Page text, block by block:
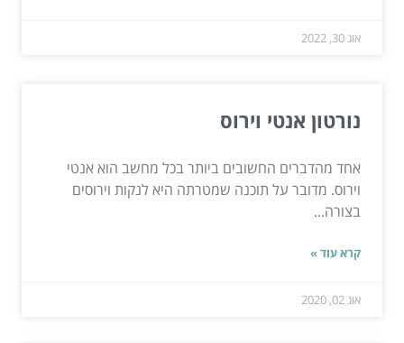
אוג 30, 2022
נורטון אנטי וירוס
אחד מהדברים החשובים ביותר בכל מחשב הוא אנטי
וירוס. מדובר על תוכנה שמטרתה היא לנקות וירוסים
בצורה...
קרא עוד »
אוג 02, 2020